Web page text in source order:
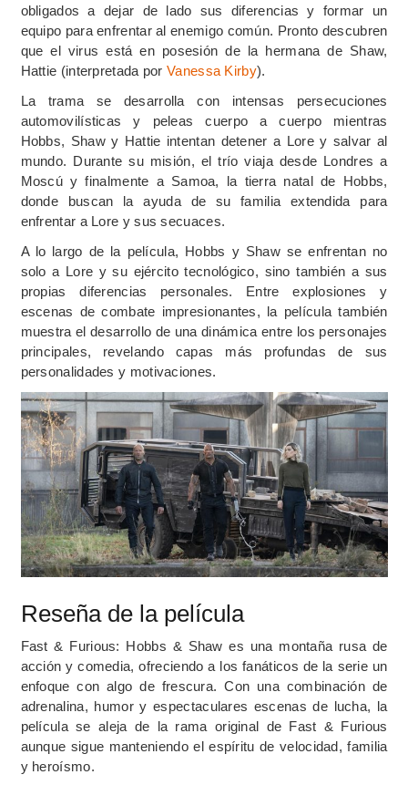
obligados a dejar de lado sus diferencias y formar un
equipo para enfrentar al enemigo común. Pronto descubren
que el virus está en posesión de la hermana de Shaw,
Hattie (interpretada porVanessa Kirby).
La trama se desarrolla con intensas persecuciones
automovilísticas y peleas cuerpo a cuerpo mientras
Hobbs, Shaw y Hattie intentan detener a Lore y salvar al
mundo. Durante su misión, el trío viaja desde Londres a
Moscú y finalmente a Samoa, la tierra natal de Hobbs,
donde buscan la ayuda de su familia extendida para
enfrentar a Lore y sus secuaces.
A lo largo de la película, Hobbs y Shaw se enfrentan no
solo a Lore y su ejército tecnológico, sino también a sus
propias diferencias personales. Entre explosiones y
escenas de combate impresionantes, la película también
muestra el desarrollo de una dinámica entre los personajes
principales, revelando capas más profundas de sus
personalidades y motivaciones.
Reseña de la película
Fast & Furious: Hobbs & Shaw es una montaña rusa de
acción y comedia, ofreciendo a los fanáticos de la serie un
enfoque con algo de frescura. Con una combinación de
adrenalina, humor y espectaculares escenas de lucha, la
película se aleja de la rama original de Fast & Furious
aunque sigue manteniendo el espíritu de velocidad, familia
y heroísmo.